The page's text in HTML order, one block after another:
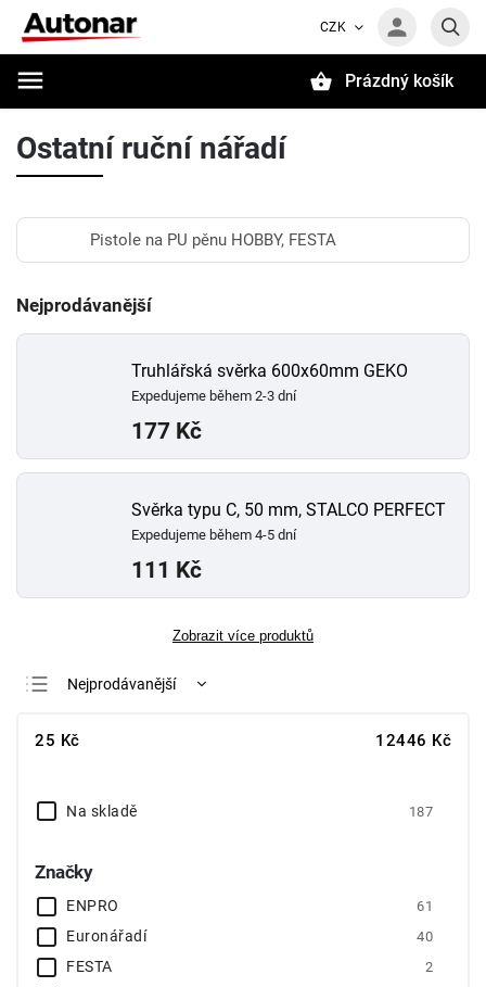
CZK
Prázdný košík
Ostatní ruční nářadí
Pistole na PU pěnu HOBBY, FESTA
Nejprodávanější
Truhlářská svěrka 600x60mm GEKO
Expedujeme během 2-3 dní
177 Kč
Svěrka typu C, 50 mm, STALCO PERFECT
Expedujeme během 4-5 dní
111 Kč
Zobrazit více produktů
Nejprodávanější
25 Kč 12446 Kč
Na skladě 187
Značky
ENPRO 61
Euronářadí 40
FESTA 2